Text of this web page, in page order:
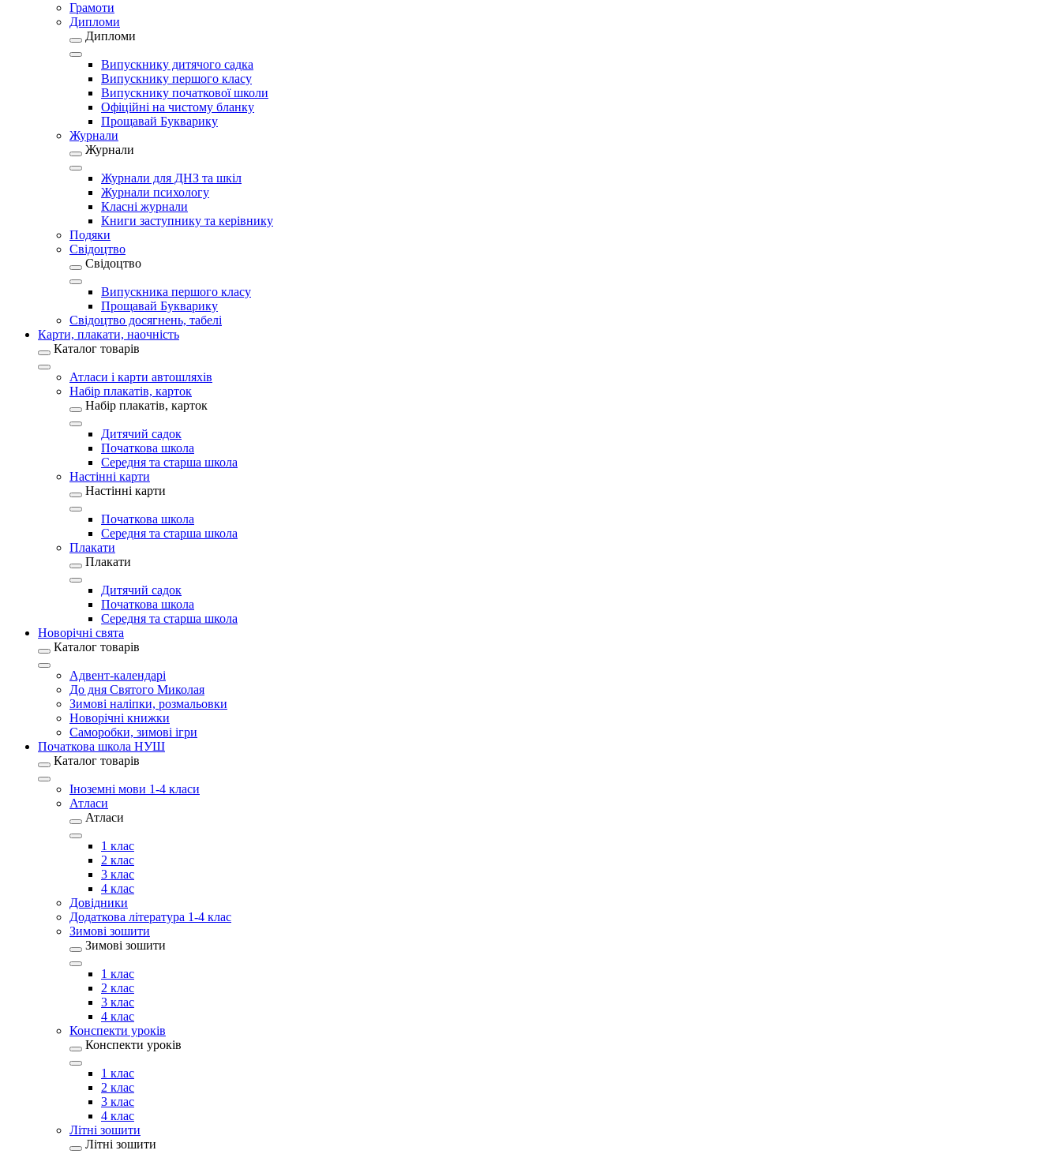
Грамоти
Дипломи
Дипломи
Випускнику дитячого садка
Випускнику першого класу
Випускнику початкової школи
Офіційні на чистому бланку
Прощавай Букварику
Журнали
Журнали
Журнали для ДНЗ та шкіл
Журнали психологу
Класні журнали
Книги заступнику та керівнику
Подяки
Свідоцтво
Свідоцтво
Випускника першого класу
Прощавай Букварику
Свідоцтво досягнень, табелі
Карти, плакати, наочність
Каталог товарів
Атласи і карти автошляхів
Набір плакатів, карток
Набір плакатів, карток
Дитячий садок
Початкова школа
Середня та старша школа
Настінні карти
Настінні карти
Початкова школа
Середня та старша школа
Плакати
Плакати
Дитячий садок
Початкова школа
Середня та старша школа
Новорічні свята
Каталог товарів
Адвент-календарі
До дня Святого Миколая
Зимові наліпки, розмальовки
Новорічні книжки
Саморобки, зимові ігри
Початкова школа НУШ
Каталог товарів
Іноземні мови 1-4 класи
Атласи
Атласи
1 клас
2 клас
3 клас
4 клас
Довідники
Додаткова література 1-4 клас
Зимові зошити
Зимові зошити
1 клас
2 клас
3 клас
4 клас
Конспекти уроків
Конспекти уроків
1 клас
2 клас
3 клас
4 клас
Літні зошити
Літні зошити